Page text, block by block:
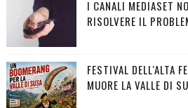
I CANALI MEDIASET
RISOLVERE IL
FESTIVAL DELL'ALTA
MUORE LA VALLE DI